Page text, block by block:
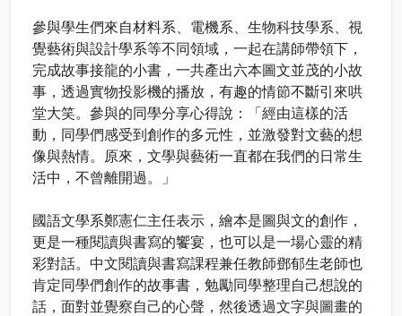
參與學生們來自材料系、電機系、生物科技學系、視
覺藝術與設計學系等不同領域，一起在講師帶領下，
完成故事接龍的小書，一共產出六本圖文並茂的小故
事，透過實物投影機的播放，有趣的情節不斷引來哄
堂大笑。參與的同學分享心得說：「經由這樣的活
動，同學們感受到創作的多元性，並激發對文藝的想
像與熱情。原來，文學與藝術一直都在我們的日常生
活中，不曾離開過。」
國語文學系鄭憲仁主任表示，繪本是圖與文的創作，
更是一種閱讀與書寫的饗宴，也可以是一場心靈的精
彩對話。中文閱讀與書寫課程兼任教師鄧郁生老師也
肯定同學們創作的故事書，勉勵同學整理自己想說的
話，面對並覺察自己的心聲，然後透過文字與圖畫的